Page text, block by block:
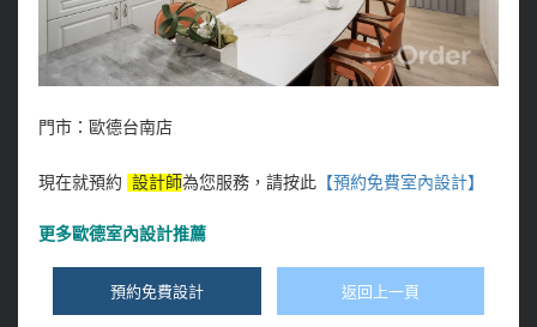
門市：歐德台南店
現在就預約 設計師為您服務，請按此【預約免費室內設計】
更多歐德室內設計推薦
預約免費設計 返回上一頁